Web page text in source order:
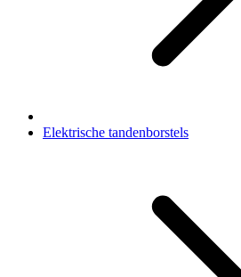
Elektrische tandenborstels